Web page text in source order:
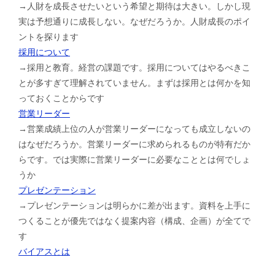
→人財を成長させたいという希望と期待は大きい。しかし現
実は予想通りに成長しない。なぜだろうか。人財成長のポイ
ントを探ります
採用について
→採用と教育。経営の課題です。採用についてはやるべきこ
とが多すぎて理解されていません。まずは採用とは何かを知
っておくことからです
営業リーダー
→営業成績上位の人が営業リーダーになっても成立しないの
はなぜだろうか。営業リーダーに求められるものが特有だか
らです。では実際に営業リーダーに必要なこととは何でしょ
うか
プレゼンテーション
→プレゼンテーションは明らかに差が出ます。資料を上手に
つくることが優先ではなく提案内容（構成、企画）が全てで
す
バイアスとは